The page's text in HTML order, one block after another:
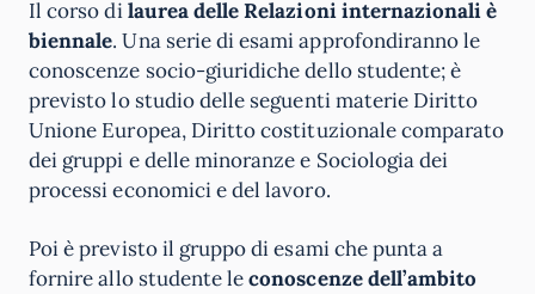
Il corso dilaurea delle Relazioni internazionali è
biennale. Una serie di esami approfondiranno le
conoscenze socio-giuridiche dello studente; è
previsto lo studio delle seguenti materie Diritto
Unione Europea, Diritto costituzionale comparato
dei gruppi e delle minoranze e Sociologia dei
processi economici e del lavoro.
Poi è previsto il gruppo di esami che punta a
fornire allo studente leconoscenze dell’ambito